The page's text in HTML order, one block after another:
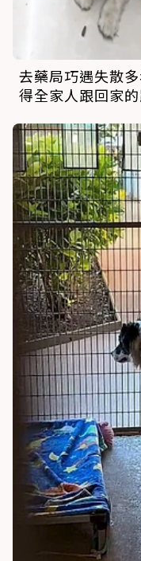
去藥局巧遇失散
得全家人跟回家